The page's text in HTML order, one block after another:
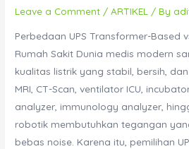
Leave a Comment /ARTIKEL / By
Perbedaan UPS Transformer-Based
Rumah Sakit Dunia medis modern
kualitas listrik yang stabil, bersih,
MRI, CT-Scan, ventilator ICU,
analyzer, immunology analyzer,
robotik membutuhkan tegangan
bebas noise. Karena itu, pemilihan